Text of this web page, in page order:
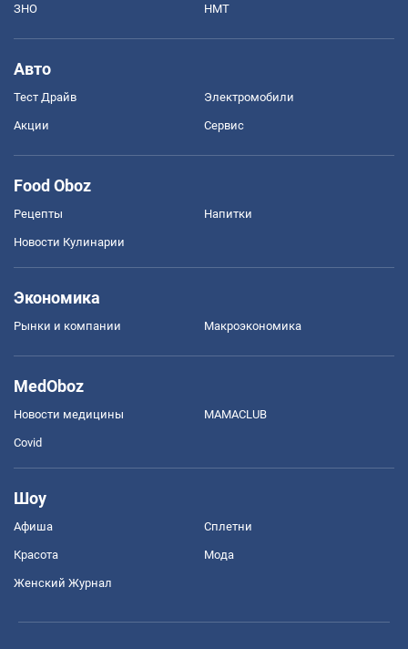
ЗНО НМТ
Авто
Тест Драйв Электромобили
Акции Сервис
Food Oboz
Рецепты Напитки
Новости Кулинарии
Экономика
Рынки и компании Mакроэкономика
MedOboz
Новости медицины MAMACLUB
Covid
Шоу
Афиша Сплетни
Красота Мода
Женский Журнал